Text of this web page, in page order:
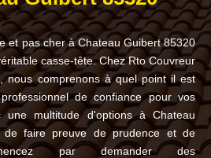
et pas cher à Chateau Guibert 85320
casse-tête. Chez Rto Couvreur
nous comprenons à quel point il est
de confiance pour vos
une multitude d'options à Chateau
de faire preuve de prudence et de
par demander des